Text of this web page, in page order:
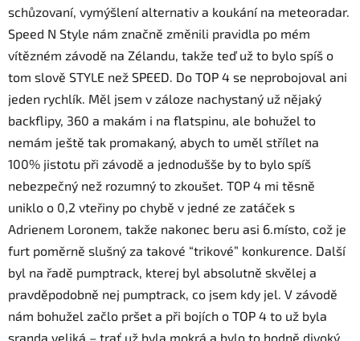
schůzovaní, vymýšlení alternativ a koukání na meteoradar.
Speed N Style nám značně změnili pravidla po mém
vítězném závodě na Zélandu, takže teď už to bylo spíš o
tom slově STYLE než SPEED. Do TOP 4 se neprobojoval ani
jeden rychlík. Měl jsem v záloze nachystaný už nějaký
backflipy, 360 a makám i na flatspinu, ale bohužel to
nemám ještě tak promakaný, abych to uměl střílet na
100% jistotu při závodě a jednodušše by to bylo spíš
nebezpečný než rozumný to zkoušet. TOP 4 mi těsně
uniklo o 0,2 vteřiny po chybě v jedné ze zatáček s
Adrienem Loronem, takže nakonec beru asi 6.místo, což je
furt poměrně slušný za takové “trikové” konkurence. Další
byl na řadě pumptrack, kterej byl absolutně skvělej a
pravděpodobně nej pumptrack, co jsem kdy jel. V závodě
nám bohužel začlo pršet a při bojích o TOP 4 to už byla
sranda veliká – trať už byla mokrá a bylo to hodně divoký.